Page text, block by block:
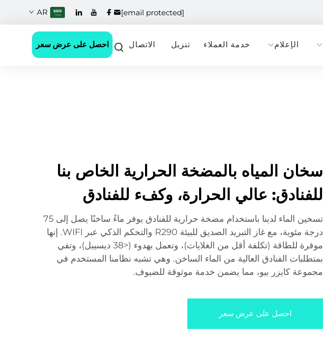
[email protected]
AR
الإعلام خدمة العملاء تنزيل الاتصال احصل على عرض سعر
سخان المياه بالمضخة الحرارية الخاص بنا
للفنادق: عالي الحرارة، وكفء للفنادق
تسخين الماء لدينا باستخدام مضخة حرارية للفنادق يوفر ماءً ساخنًا يصل إلى 75
درجة مئوية، مع غاز التبريد الصديق للبيئة R290 والتحكم الذكي عبر WIFI. إنها
موفرة للطاقة (تكلفة أقل من الغلايات)، وتعمل بهدوء (<38 ديسيبل)، وتفي
بمتطلبات الفنادق العالية من الماء الساخن. وهي تشبه نظامنا المستخدم في
مجموعة كايزر بيو، مما يضمن خدمة موثوقة للضيوف.
احصل على عرض سعر